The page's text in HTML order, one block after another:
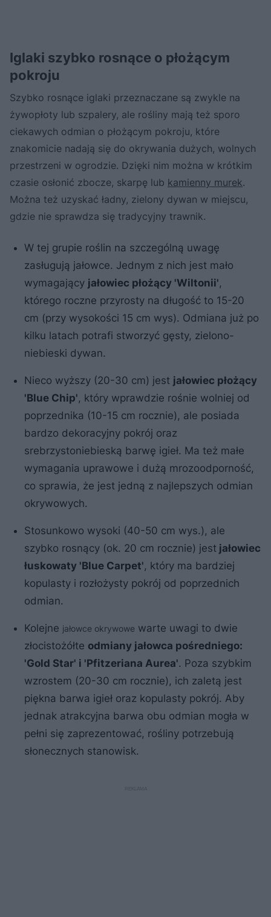
Iglaki szybko rosnące o płożącym
pokroju
Szybko rosnące iglaki przeznaczane są zwykle na
żywopłoty lub szpalery, ale rośliny mają też sporo
ciekawych odmian o płożącym pokroju, które
znakomicie nadają się do okrywania dużych, wolnych
przestrzeni w ogrodzie. Dzięki nim można w krótkim
czasie osłonić zbocze, skarpę lub kamienny murek.
Można też uzyskać ładny, zielony dywan w miejscu,
gdzie nie sprawdza się tradycyjny trawnik.
W tej grupie roślin na szczególną uwagę
zasługują jałowce. Jednym z nich jest mało
wymagający jałowiec płożący 'Wiltonii',
którego roczne przyrosty na długość to 15-20
cm (przy wysokości 15 cm wys). Odmiana już po
kilku latach potrafi stworzyć gęsty, zielono-
niebieski dywan.
Nieco wyższy (20-30 cm) jest jałowiec płożący
'Blue Chip', który wprawdzie rośnie wolniej od
poprzednika (10-15 cm rocznie), ale posiada
bardzo dekoracyjny pokrój oraz
srebrzystoniebieską barwę igieł. Ma też małe
wymagania uprawowe i dużą mrozoodporność,
co sprawia, że jest jedną z najlepszych odmian
okrywowych.
Stosunkowo wysoki (40-50 cm wys.), ale
szybko rosnący (ok. 20 cm rocznie) jest jałowiec
łuskowaty 'Blue Carpet', który ma bardziej
kopulasty i rozłożysty pokrój od poprzednich
odmian.
Kolejne jałowce okrywowe warte uwagi to dwie
złocistożółte odmiany jałowca pośredniego:
'Gold Star' i 'Pfitzeriana Aurea'. Poza szybkim
wzrostem (20-30 cm rocznie), ich zaletą jest
piękna barwa igieł oraz kopulasty pokrój. Aby
jednak atrakcyjna barwa obu odmian mogła w
pełni się zaprezentować, rośliny potrzebują
słonecznych stanowisk.